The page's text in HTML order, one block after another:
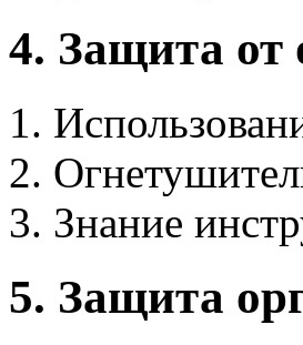
4. Защита от
Знание
5. Защита